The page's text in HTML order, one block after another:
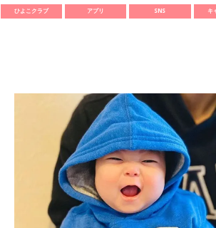
ひよこクラブ アプリ SNS キ